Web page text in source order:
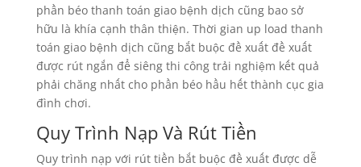
phần béo thanh toán giao bệnh dịch cũng bao sở
hữu là khía cạnh thân thiện. Thời gian up load thanh
toán giao bệnh dịch cũng bắt buộc đề xuất đề xuất
được rút ngắn để siêng thi công trải nghiệm kết quả
phải chăng nhất cho phần béo hầu hết thành cục gia
đình chơi.
Quy Trình Nạp Và Rút Tiền
Quy trình nạp với rút tiền bắt buộc đề xuất được dễ